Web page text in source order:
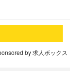
by 求人ボックス